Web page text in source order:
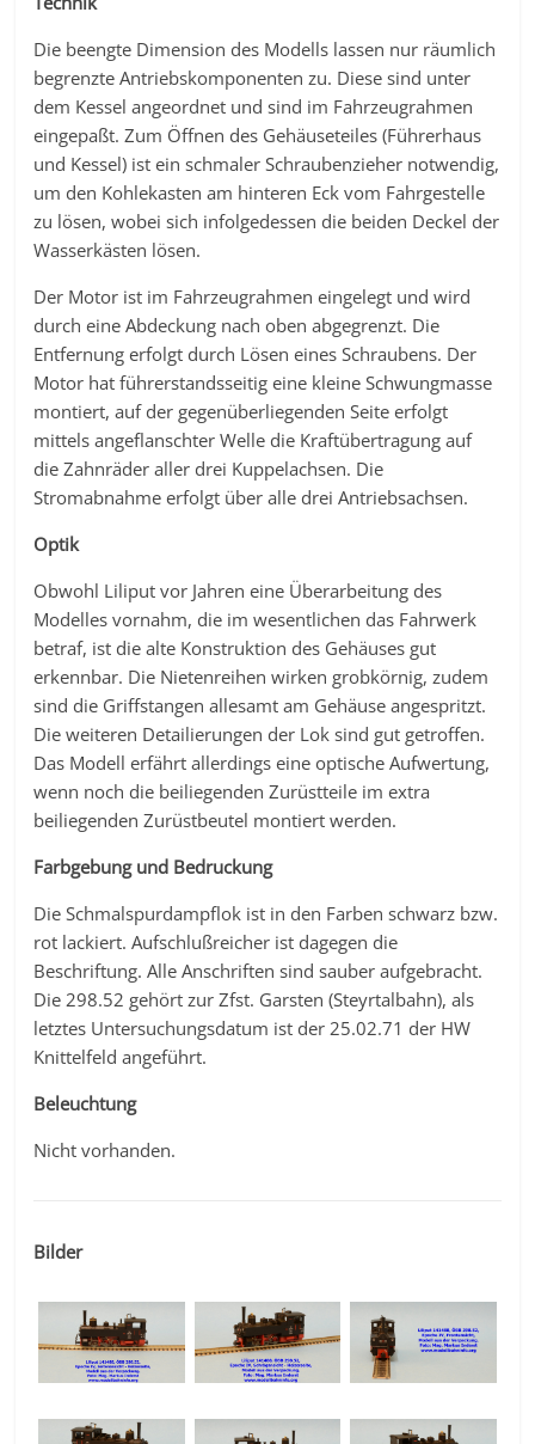
Die beengte Dimension des Modells lassen nur räumlich
begrenzte Antriebskomponenten zu. Diese sind unter
dem Kessel angeordnet und sind im Fahrzeugrahmen
eingepaßt. Zum Öffnen des Gehäuseteiles (Führerhaus
und Kessel) ist ein schmaler Schraubenzieher notwendig,
um den Kohlekasten am hinteren Eck vom Fahrgestelle
zu lösen, wobei sich infolgedessen die beiden Deckel der
Wasserkästen lösen.
Der Motor ist im Fahrzeugrahmen eingelegt und wird
durch eine Abdeckung nach oben abgegrenzt. Die
Entfernung erfolgt durch Lösen eines Schraubens. Der
Motor hat führerstandsseitig eine kleine Schwungmasse
montiert, auf der gegenüberliegenden Seite erfolgt
mittels angeflanschter Welle die Kraftübertragung auf
die Zahnräder aller drei Kuppelachsen. Die
Stromabnahme erfolgt über alle drei Antriebsachsen.
Optik
Obwohl Liliput vor Jahren eine Überarbeitung des
Modelles vornahm, die im wesentlichen das Fahrwerk
betraf, ist die alte Konstruktion des Gehäuses gut
erkennbar. Die Nietenreihen wirken grobkörnig, zudem
sind die Griffstangen allesamt am Gehäuse angespritzt.
Die weiteren Detailierungen der Lok sind gut getroffen.
Das Modell erfährt allerdings eine optische Aufwertung,
wenn noch die beiliegenden Zurüstteile im extra
beiliegenden Zurüstbeutel montiert werden.
Farbgebung und Bedruckung
Die Schmalspurdampflok ist in den Farben schwarz bzw.
rot lackiert. Aufschlußreicher ist dagegen die
Beschriftung. Alle Anschriften sind sauber aufgebracht.
Die 298.52 gehört zur Zfst. Garsten (Steyrtalbahn), als
letztes Untersuchungsdatum ist der 25.02.71 der HW
Knittelfeld angeführt.
Beleuchtung
Nicht vorhanden.
Bilder